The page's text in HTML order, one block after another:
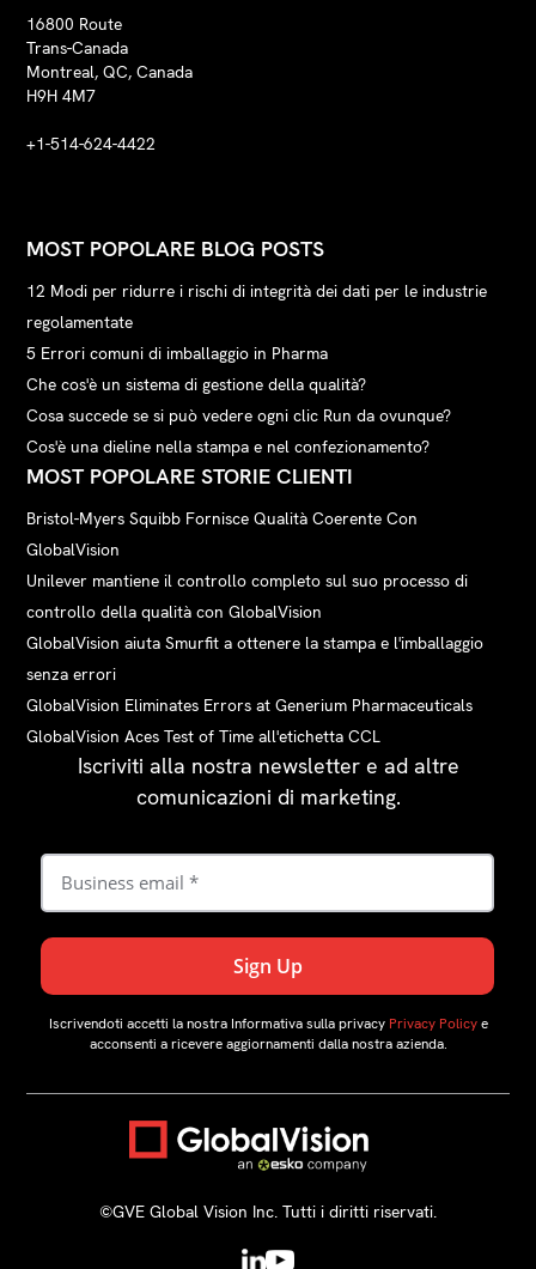
16800 Route
Trans-Canada
Montreal, QC, Canada
H9H 4M7
+1-514-624-4422
MOST POPOLARE BLOG POSTS
12 Modi per ridurre i rischi di integrità dei dati per le industrie
regolamentate
5 Errori comuni di imballaggio in Pharma
Che cos'è un sistema di gestione della qualità?
Cosa succede se si può vedere ogni clic Run da ovunque?
Cos'è una dieline nella stampa e nel confezionamento?
MOST POPOLARE STORIE CLIENTI
Bristol-Myers Squibb Fornisce Qualità Coerente Con
GlobalVision
Unilever mantiene il controllo completo sul suo processo di
controllo della qualità con GlobalVision
GlobalVision aiuta Smurfit a ottenere la stampa e l'imballaggio
senza errori
GlobalVision Eliminates Errors at Generium Pharmaceuticals
GlobalVision Aces Test of Time all'etichetta CCL
Iscriviti alla nostra newsletter e ad altre
comunicazioni di marketing.
Iscrivendoti accetti la nostra Informativa sulla privacy Privacy Policye
acconsenti a ricevere aggiornamenti dalla nostra azienda.
©️GVE Global Vision Inc. Tutti i diritti riservati.